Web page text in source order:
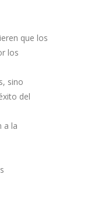
que los
los
sino
del
a la